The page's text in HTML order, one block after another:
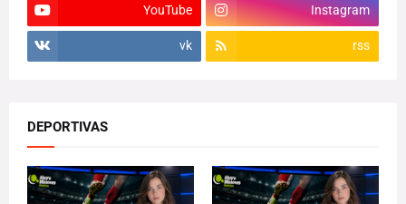
YouTube Instagram
vk rss
DEPORTIVAS